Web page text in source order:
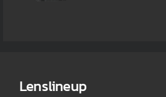
Lenslineup